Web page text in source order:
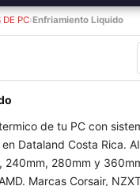
DE PC›Enfriamiento Liquido
de tu PC con
Dataland Costa Rica.
240mm, 280mm y
Marcas Corsair,